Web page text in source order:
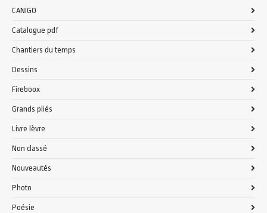
CANIGO
Catalogue pdf
Chantiers du temps
Dessins
Fireboox
Grands pliés
Livre lèvre
Non classé
Nouveautés
Photo
Poésie